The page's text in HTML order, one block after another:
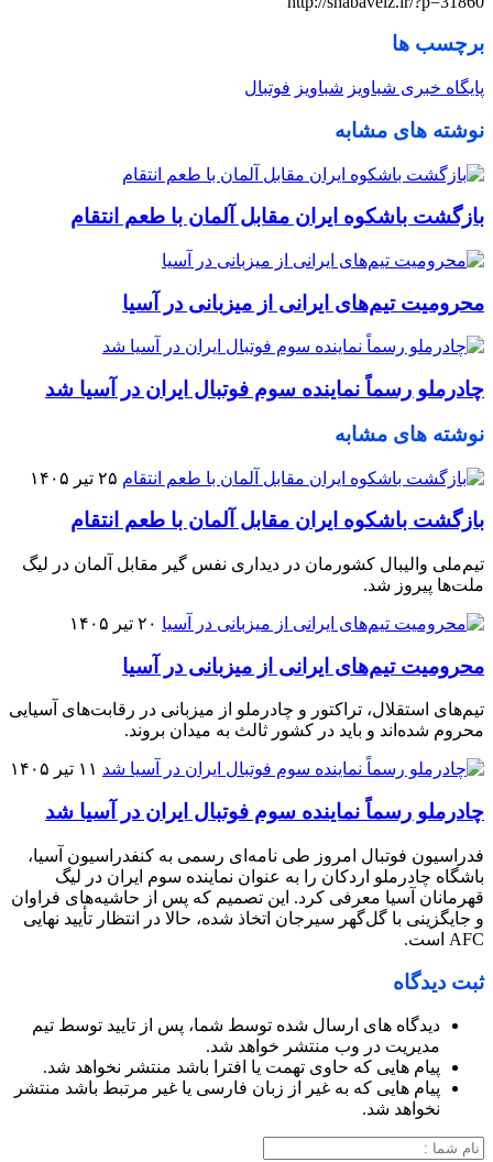
برچسب ها
پایگاه خبری شباویز شباویز فوتبال
نوشته های مشابه
بازگشت باشکوه ایران مقابل آلمان با طعم انتقام
محرومیت تیم‌های ایرانی از میزبانی در آسیا
چادرملو رسماً نماینده سوم فوتبال ایران در آسیا شد
نوشته های مشابه
۲۵ تیر ۱۴۰۵
بازگشت باشکوه ایران مقابل آلمان با طعم انتقام
تیم‌ملی والیبال کشورمان در دیداری نفس گیر مقابل آلمان در لیگ
ملت‌ها پیروز شد.
۲۰ تیر ۱۴۰۵
محرومیت تیم‌های ایرانی از میزبانی در آسیا
تیم‌های استقلال، تراکتور و چادرملو از میزبانی در رقابت‌های آسیایی
محروم شده‌اند و باید در کشور ثالث به میدان بروند.
۱۱ تیر ۱۴۰۵
چادرملو رسماً نماینده سوم فوتبال ایران در آسیا شد
فدراسیون فوتبال امروز طی نامه‌ای رسمی به کنفدراسیون آسیا،
باشگاه چادرملو اردکان را به عنوان نماینده سوم ایران در لیگ
قهرمانان آسیا معرفی کرد. این تصمیم که پس از حاشیه‌های فراوان
و جایگزینی با گل‌گهر سیرجان اتخاذ شده، حالا در انتظار تأیید نهایی
AFC است.
ثبت دیدگاه
دیدگاه های ارسال شده توسط شما، پس از تایید توسط تیم
مدیریت در وب منتشر خواهد شد.
پیام هایی که حاوی تهمت یا افترا باشد منتشر نخواهد شد.
پیام هایی که به غیر از زبان فارسی یا غیر مرتبط باشد منتشر
نخواهد شد.